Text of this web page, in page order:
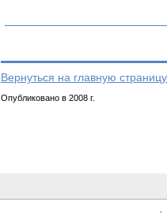
Вернуться на главную
Опубликовано в 2008 г.